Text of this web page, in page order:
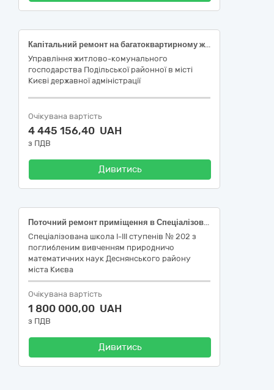
Капітальний ремонт на багатоквартирному житловому будинку за адресою: вулиця Віктора Некрасова, 12-А, пошкодженому внаслідок військових дій російської федерації
Управління житлово-комунального
господарства Подільської районної в місті
Києві державної адміністрації
Очікувана вартість
4 445 156,40 UAH
з ПДВ
Дивитись
Поточний ремонт приміщення в Спеціалізованій школі І-ІІІ ступенів №202 з поглибленим вивченням природничо-математичних наук Деснянського району міста Києва, проспект Лісовий, 22-А
Спеціалізована школа I-III ступенів № 202 з
поглибленим вивченням природничо
математичних наук Деснянського району
міста Києва
Очікувана вартість
1 800 000,00 UAH
з ПДВ
Дивитись